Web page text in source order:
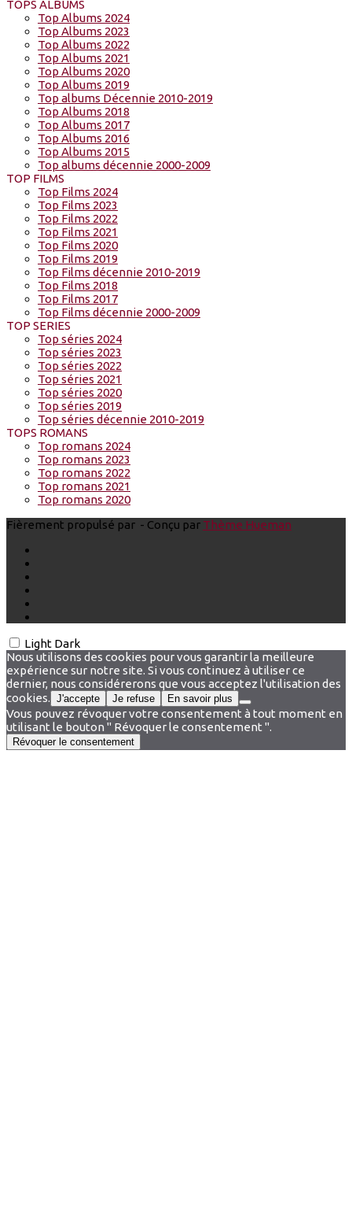
TOPS ALBUMS
Top Albums 2024
Top Albums 2023
Top Albums 2022
Top Albums 2021
Top Albums 2020
Top Albums 2019
Top albums Décennie 2010-2019
Top Albums 2018
Top Albums 2017
Top Albums 2016
Top Albums 2015
Top albums décennie 2000-2009
TOP FILMS
Top Films 2024
Top Films 2023
Top Films 2022
Top Films 2021
Top Films 2020
Top Films 2019
Top Films décennie 2010-2019
Top Films 2018
Top Films 2017
Top Films décennie 2000-2009
TOP SERIES
Top séries 2024
Top séries 2023
Top séries 2022
Top séries 2021
Top séries 2020
Top séries 2019
Top séries décennie 2010-2019
TOPS ROMANS
Top romans 2024
Top romans 2023
Top romans 2022
Top romans 2021
Top romans 2020
Fièrement propulsé par - Conçu par Thème Hueman
Light Dark
Nous utilisons des cookies pour vous garantir la meilleure
expérience sur notre site. Si vous continuez à utiliser ce
dernier, nous considérerons que vous acceptez l'utilisation des
cookies. J'accepte Je refuse En savoir plus
Vous pouvez révoquer votre consentement à tout moment en
utilisant le bouton " Révoquer le consentement ".
Révoquer le consentement